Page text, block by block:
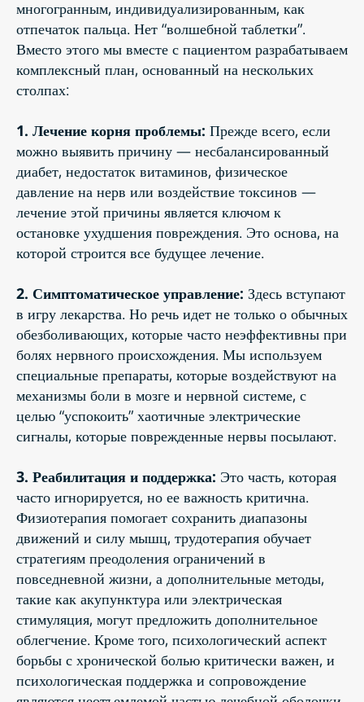
многогранным, индивидуализированным, как
отпечаток пальца. Нет “волшебной таблетки”.
Вместо этого мы вместе с пациентом разрабатываем
комплексный план, основанный на нескольких
столпах:
1. Лечение корня проблемы: Прежде всего, если
можно выявить причину — несбалансированный
диабет, недостаток витаминов, физическое
давление на нерв или воздействие токсинов —
лечение этой причины является ключом к
остановке ухудшения повреждения. Это основа, на
которой строится все будущее лечение.
2. Симптоматическое управление: Здесь вступают
в игру лекарства. Но речь идет не только о обычных
обезболивающих, которые часто неэффективны при
болях нервного происхождения. Мы используем
специальные препараты, которые воздействуют на
механизмы боли в мозге и нервной системе, с
целью “успокоить” хаотичные электрические
сигналы, которые поврежденные нервы посылают.
3. Реабилитация и поддержка: Это часть, которая
часто игнорируется, но ее важность критична.
Физиотерапия помогает сохранить диапазоны
движений и силу мышц, трудотерапия обучает
стратегиям преодоления ограничений в
повседневной жизни, а дополнительные методы,
такие как акупунктура или электрическая
стимуляция, могут предложить дополнительное
облегчение. Кроме того, психологический аспект
борьбы с хронической болью критически важен, и
психологическая поддержка и сопровождение